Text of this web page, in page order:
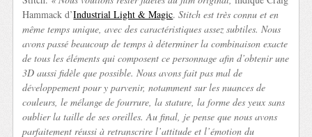
Hammack d’Industrial Light & Magic.Stitch est très connu et en
même temps unique, avec des caractéristiques assez subtiles. Nous
avons passé beaucoup de temps à déterminer la combinaison exacte
de tous les éléments qui composent ce personnage afin d’obtenir une
3D aussi fidèle que possible. Nous avons fait pas mal de
développement pour y parvenir, notamment sur les nuances de
couleurs, le mélange de fourrure, la stature, la forme des yeux sans
oublier la taille de ses oreilles. Au final, je pense que nous avons
parfaitement réussi à retranscrire l’attitude et l’émotion du